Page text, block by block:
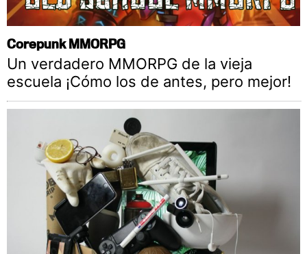
Corepunk MMORPG
Un verdadero MMORPG de la vieja
escuela ¡Cómo los de antes, pero mejor!